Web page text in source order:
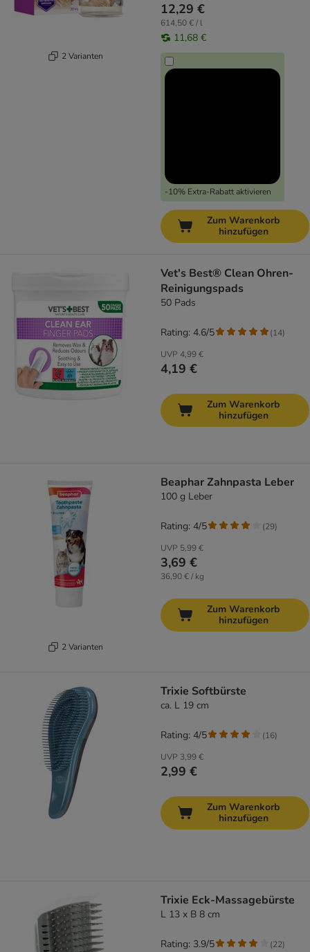
2 Varianten
12,29 €
614,50 € / l
11,68 €
-10% Extra-Rabatt aktivieren
Zum Warenkorb
hinzufügen
Vet's Best® Clean Ohren-
Reinigungspads
50 Pads
UVP 4,99 €
4,19 €
Rating: 4.6/5 (14)
Zum Warenkorb
hinzufügen
2 Varianten
Beaphar Zahnpasta Leber
100 g Leber
UVP 5,99 €
3,69 €
36,90 € / kg
Rating: 4/5 (29)
Zum Warenkorb
hinzufügen
Trixie Softbürste
ca. L 19 cm
UVP 3,99 €
2,99 €
Rating: 4/5 (16)
Zum Warenkorb
hinzufügen
Trixie Eck-Massagebürste
L 13 x B 8 cm
Rating: 3.9/5 (22)